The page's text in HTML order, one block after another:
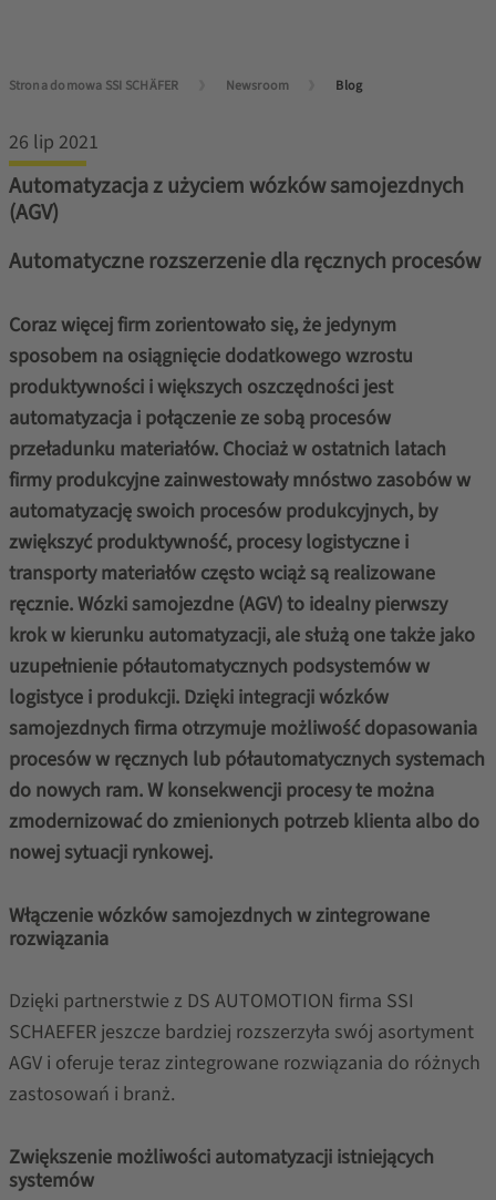
Strona domowa SSI SCHÄFER Newsroom Blog
26 lip 2021
Automatyzacja z użyciem wózków samojezdnych
(AGV)
Automatyczne rozszerzenie dla ręcznych procesów
Coraz więcej firm zorientowało się, że jedynym
sposobem na osiągnięcie dodatkowego wzrostu
produktywności i większych oszczędności jest
automatyzacja i połączenie ze sobą procesów
przeładunku materiałów. Chociaż w ostatnich latach
firmy produkcyjne zainwestowały mnóstwo zasobów w
automatyzację swoich procesów produkcyjnych, by
zwiększyć produktywność, procesy logistyczne i
transporty materiałów często wciąż są realizowane
ręcznie. Wózki samojezdne (AGV) to idealny pierwszy
krok w kierunku automatyzacji, ale służą one także jako
uzupełnienie półautomatycznych podsystemów w
logistyce i produkcji. Dzięki integracji wózków
samojezdnych firma otrzymuje możliwość dopasowania
procesów w ręcznych lub półautomatycznych systemach
do nowych ram. W konsekwencji procesy te można
zmodernizować do zmienionych potrzeb klienta albo do
nowej sytuacji rynkowej.
Włączenie wózków samojezdnych w zintegrowane
rozwiązania
Dzięki partnerstwie z DS AUTOMOTION firma SSI
SCHAEFER jeszcze bardziej rozszerzyła swój asortyment
AGV i oferuje teraz zintegrowane rozwiązania do różnych
zastosowań i branż.
Zwiększenie możliwości automatyzacji istniejących
systemów